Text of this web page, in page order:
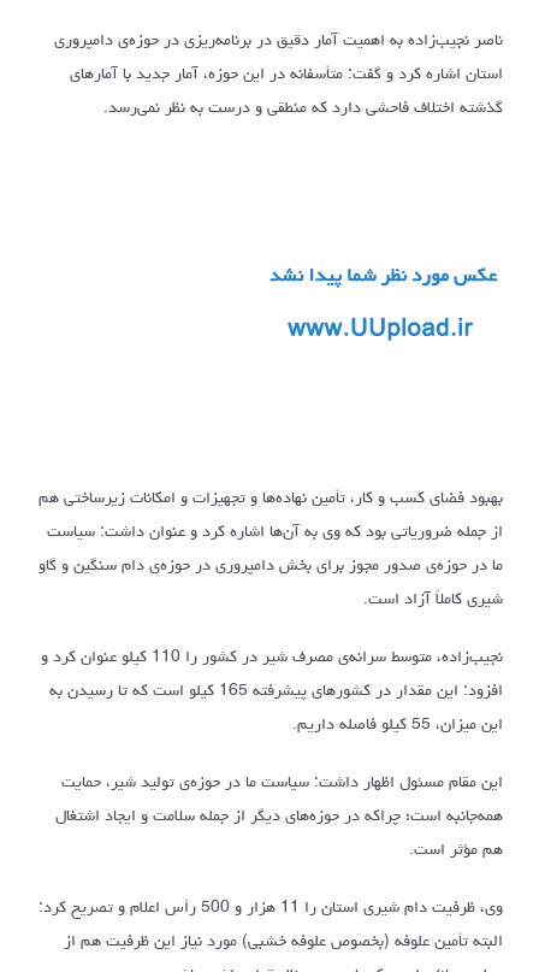
ناصر نجیب‌زاده به اهمیت آمار دقیق در برنامه‌ریزی در حوزه‌ی دامپروری
استان اشاره کرد و گفت: متأسفانه در این حوزه، آمار جدید با آمارهای
گذشته اختلاف فاحشی دارد که منطقی و درست به نظر نمی‌رسد.
بهبود فضای کسب و کار، تأمین نهاده‌ها و تجهیزات و امکانات زیرساختی هم
از جمله ضروریاتی بود که وی به آن‌ها اشاره کرد و عنوان داشت: سیاست
ما در حوزه‌ی صدور مجوز برای بخش دامپروری در حوزه‌ی دام سنگین و گاو
شیری کاملاً آزاد است.
نجیب‌زاده، متوسط سرانه‌ی مصرف شیر در کشور را 110 کیلو عنوان کرد و
افزود: این مقدار در کشورهای پیشرفته 165 کیلو است که تا رسیدن به
این میزان، 55 کیلو فاصله داریم.
این مقام مسئول اظهار داشت: سیاست ما در حوزه‌ی تولید شیر، حمایت
همه‌جانبه است؛ چراکه در حوزه‌های دیگر از جمله سلامت و ایجاد اشتغال
هم مؤثر است.
وی، ظرفیت دام شیری استان را 11 هزار و 500 رأس اعلام و تصریح کرد:
البته تأمین علوفه (بخصوص علوفه خشبی) مورد نیاز این ظرفیت هم از